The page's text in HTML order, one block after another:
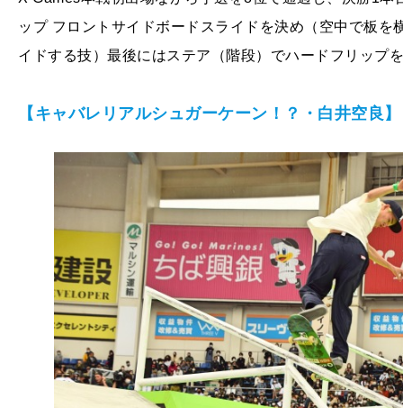
ップ フロントサイドボードスライドを決め（空中で板
イドする技）最後にはステア（階段）でハードフリップ
【キャバレリアルシュガーケーン！？・白井空良】